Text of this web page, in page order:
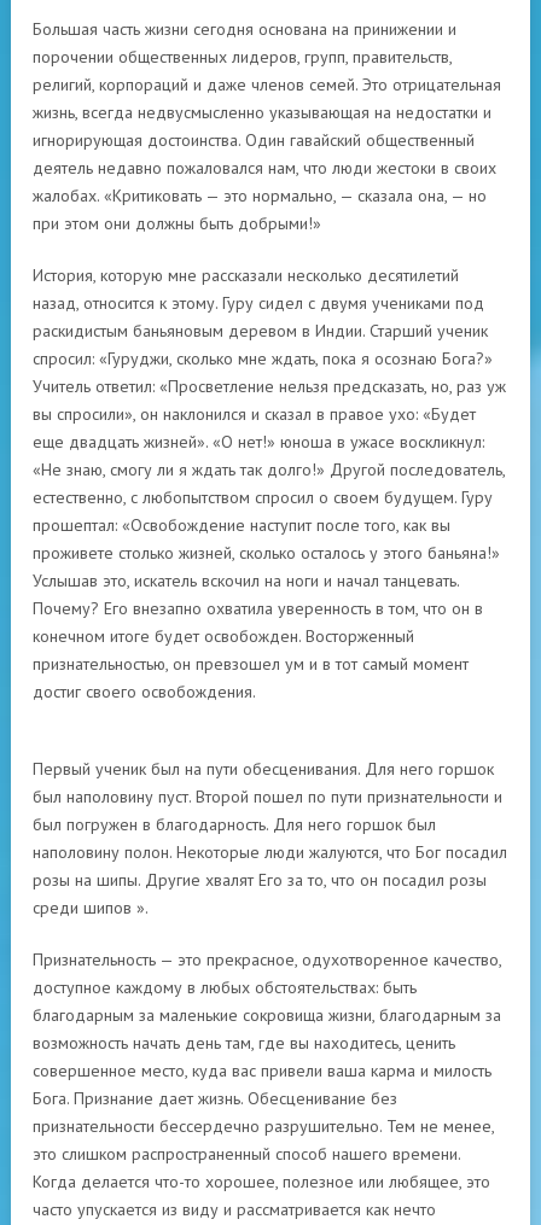
Большая часть жизни сегодня основана на принижении и
порочении общественных лидеров, групп, правительств,
религий, корпораций и даже членов семей. Это отрицательная
жизнь, всегда недвусмысленно указывающая на недостатки и
игнорирующая достоинства. Один гавайский общественный
деятель недавно пожаловался нам, что люди жестоки в своих
жалобах. «Критиковать — это нормально, — сказала она, — но
при этом они должны быть добрыми!»
История, которую мне рассказали несколько десятилетий
назад, относится к этому. Гуру сидел с двумя учениками под
раскидистым баньяновым деревом в Индии. Старший ученик
спросил: «Гуруджи, сколько мне ждать, пока я осознаю Бога?»
Учитель ответил: «Просветление нельзя предсказать, но, раз уж
вы спросили», он наклонился и сказал в правое ухо: «Будет
еще двадцать жизней». «О нет!» юноша в ужасе воскликнул:
«Не знаю, смогу ли я ждать так долго!» Другой последователь,
естественно, с любопытством спросил о своем будущем. Гуру
прошептал: «Освобождение наступит после того, как вы
проживете столько жизней, сколько осталось у этого баньяна!»
Услышав это, искатель вскочил на ноги и начал танцевать.
Почему? Его внезапно охватила уверенность в том, что он в
конечном итоге будет освобожден. Восторженный
признательностью, он превзошел ум и в тот самый момент
достиг своего освобождения.
Первый ученик был на пути обесценивания. Для него горшок
был наполовину пуст. Второй пошел по пути признательности и
был погружен в благодарность. Для него горшок был
наполовину полон. Некоторые люди жалуются, что Бог посадил
розы на шипы. Другие хвалят Его за то, что он посадил розы
среди шипов ».
Признательность — это прекрасное, одухотворенное качество,
доступное каждому в любых обстоятельствах: быть
благодарным за маленькие сокровища жизни, благодарным за
возможность начать день там, где вы находитесь, ценить
совершенное место, куда вас привели ваша карма и милость
Бога. Признание дает жизнь. Обесценивание без
признательности бессердечно разрушительно. Тем не менее,
это слишком распространенный способ нашего времени.
Когда делается что-то хорошее, полезное или любящее, это
часто упускается из виду и рассматривается как нечто